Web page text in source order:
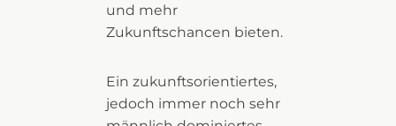
und mehr
Zukunftschancen bieten.
Ein zukunftsorientiertes,
jedoch immer noch sehr